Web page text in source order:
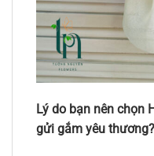
Lý do bạn nên chọn
gửi gắm yêu thương?